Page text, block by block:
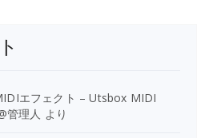
エフェクト – Utsbox MIDI
管理人 より